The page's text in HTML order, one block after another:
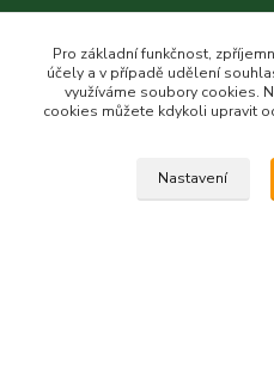
Pro základní funkčnost,
účely a v případě udělení
využíváme soubory cookies.
cookies můžete kdykoli upravit
Nastavení